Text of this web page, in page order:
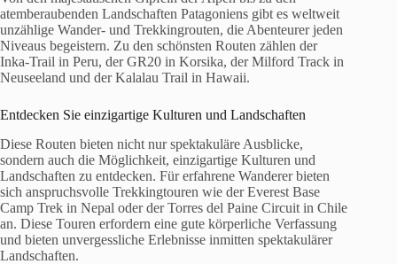
atemberaubenden Landschaften Patagoniens gibt es weltweit
unzählige Wander- und Trekkingrouten, die Abenteurer jeden
Niveaus begeistern. Zu den schönsten Routen zählen der
Inka-Trail in Peru, der GR20 in Korsika, der Milford Track in
Neuseeland und der Kalalau Trail in Hawaii.
Entdecken Sie einzigartige Kulturen und Landschaften
Diese Routen bieten nicht nur spektakuläre Ausblicke,
sondern auch die Möglichkeit, einzigartige Kulturen und
Landschaften zu entdecken. Für erfahrene Wanderer bieten
sich anspruchsvolle Trekkingtouren wie der Everest Base
Camp Trek in Nepal oder der Torres del Paine Circuit in Chile
an. Diese Touren erfordern eine gute körperliche Verfassung
und bieten unvergessliche Erlebnisse inmitten spektakulärer
Landschaften.